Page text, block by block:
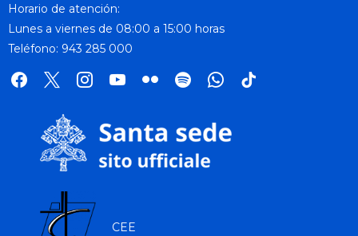
Horario de atención:
Lunes a viernes de 08:00 a 15:00 horas
Teléfono: 943 285 000
facebook
x instagramyoutube
flickr spotifywhatsapp
tik
CEE